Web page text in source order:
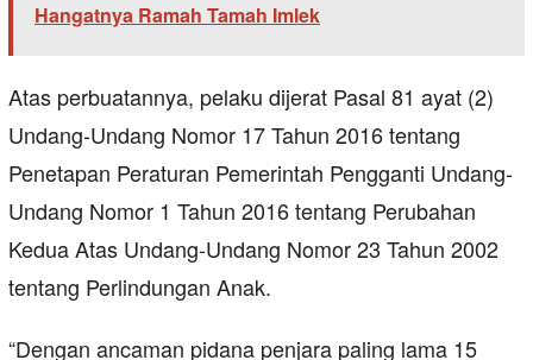
Hangatnya Ramah Tamah Imlek
Atas perbuatannya, pelaku dijerat Pasal 81 ayat (2)
Undang-Undang Nomor 17 Tahun 2016 tentang
Penetapan Peraturan Pemerintah Pengganti Undang-
Undang Nomor 1 Tahun 2016 tentang Perubahan
Kedua Atas Undang-Undang Nomor 23 Tahun 2002
tentang Perlindungan Anak.
“Dengan ancaman pidana penjara paling lama 15